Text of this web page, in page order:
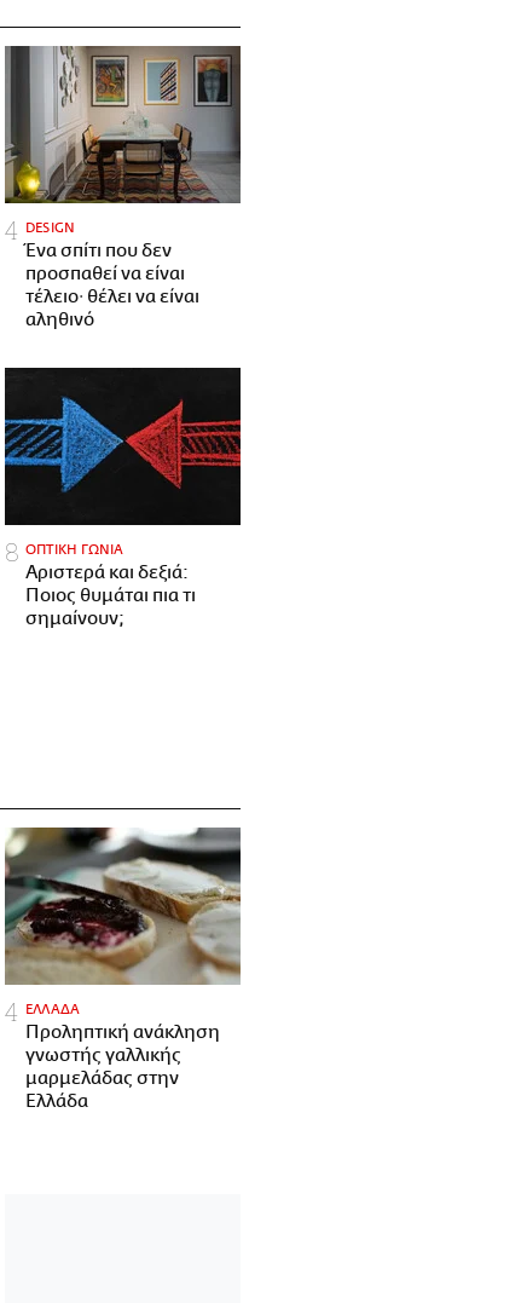
DESIGN
Ένα σπίτι που δεν
προσπαθεί να είναι
τέλειο· θέλει να είναι
αληθινό
ΟΠΤΙΚΗ ΓΩΝΙΑ
Αριστερά και δεξιά:
Ποιος θυμάται πια τι
σημαίνουν;
ΕΛΛΑΔΑ
Προληπτική ανάκληση
γνωστής γαλλικής
μαρμελάδας στην
Ελλάδα